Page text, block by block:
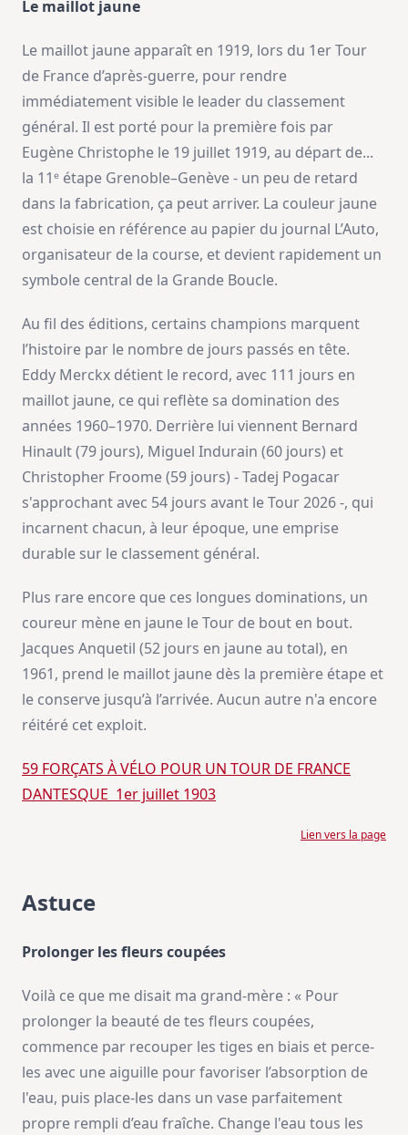
Le maillot jaune
Le maillot jaune apparaît en 1919, lors du 1er Tour
de France d’après-guerre, pour rendre
immédiatement visible le leader du classement
général. Il est porté pour la première fois par
Eugène Christophe le 19 juillet 1919, au départ de...
la 11ᵉ étape Grenoble–Genève - un peu de retard
dans la fabrication, ça peut arriver. La couleur jaune
est choisie en référence au papier du journal L’Auto,
organisateur de la course, et devient rapidement un
symbole central de la Grande Boucle.
Au fil des éditions, certains champions marquent
l’histoire par le nombre de jours passés en tête.
Eddy Merckx détient le record, avec 111 jours en
maillot jaune, ce qui reflète sa domination des
années 1960–1970. Derrière lui viennent Bernard
Hinault (79 jours), Miguel Indurain (60 jours) et
Christopher Froome (59 jours) - Tadej Pogacar
s'approchant avec 54 jours avant le Tour 2026 -, qui
incarnent chacun, à leur époque, une emprise
durable sur le classement général.
Plus rare encore que ces longues dominations, un
coureur mène en jaune le Tour de bout en bout.
Jacques Anquetil (52 jours en jaune au total), en
1961, prend le maillot jaune dès la première étape et
le conserve jusqu’à l’arrivée. Aucun autre n'a encore
réitéré cet exploit.
59 FORÇATS À VÉLO POUR UN TOUR DE FRANCE
DANTESQUE 1er juillet 1903
Lien vers la page
Astuce
Prolonger les fleurs coupées
Voilà ce que me disait ma grand-mère : « Pour
prolonger la beauté de tes fleurs coupées,
commence par recouper les tiges en biais et perce-
les avec une aiguille pour favoriser l’absorption de
l'eau, puis place-les dans un vase parfaitement
propre rempli d’eau fraîche. Change l'eau tous les